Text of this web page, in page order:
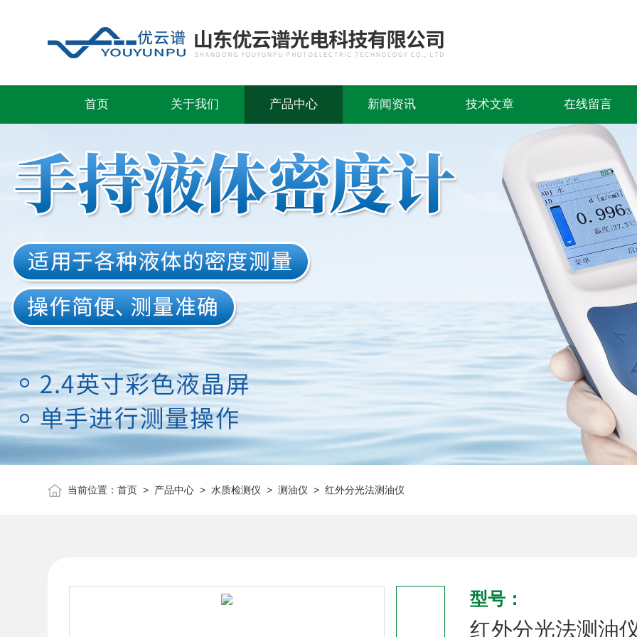
首页 关于我们 产品中心 新闻资讯 技术文章 在线留言
当前位置：首页 > 产品中心 >水质检测仪 >测油仪 > 红外分光法测油仪
型号：
红外分光法测油